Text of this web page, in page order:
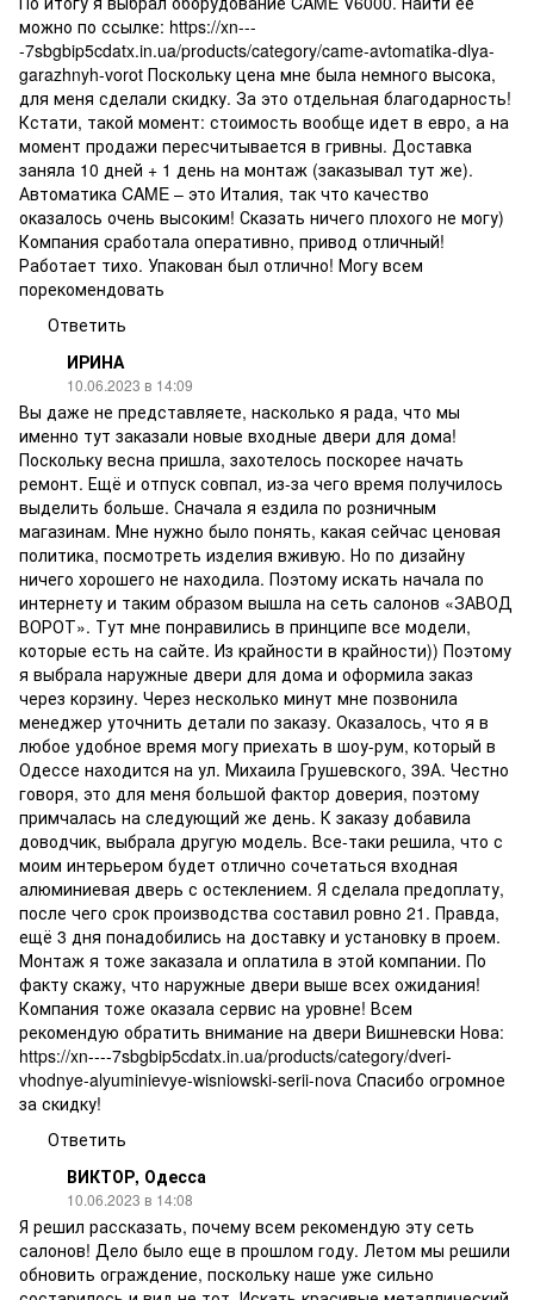
можно по ссылке: https://xn---
-7sbgbip5cdatx.in.ua/products/category/came-avtomatika-dlya-
garazhnyh-vorot Поскольку цена мне была немного высока,
для меня сделали скидку. За это отдельная благодарность!
Кстати, такой момент: стоимость вообще идет в евро, а на
момент продажи пересчитывается в гривны. Доставка
заняла 10 дней + 1 день на монтаж (заказывал тут же).
Автоматика CAME – это Италия, так что качество
оказалось очень высоким! Сказать ничего плохого не могу)
Компания сработала оперативно, привод отличный!
Работает тихо. Упакован был отлично! Могу всем
порекомендовать
Ответить
ИРИНА
10.06.2023 в 14:09
Вы даже не представляете, насколько я рада, что мы
именно тут заказали новые входные двери для дома!
Поскольку весна пришла, захотелось поскорее начать
ремонт. Ещё и отпуск совпал, из-за чего время получилось
выделить больше. Сначала я ездила по розничным
магазинам. Мне нужно было понять, какая сейчас ценовая
политика, посмотреть изделия вживую. Но по дизайну
ничего хорошего не находила. Поэтому искать начала по
интернету и таким образом вышла на сеть салонов «ЗАВОД
ВОРОТ». Тут мне понравились в принципе все модели,
которые есть на сайте. Из крайности в крайности)) Поэтому
я выбрала наружные двери для дома и оформила заказ
через корзину. Через несколько минут мне позвонила
менеджер уточнить детали по заказу. Оказалось, что я в
любое удобное время могу приехать в шоу-рум, который в
Одессе находится на ул. Михаила Грушевского, 39А. Честно
говоря, это для меня большой фактор доверия, поэтому
примчалась на следующий же день. К заказу добавила
доводчик, выбрала другую модель. Все-таки решила, что с
моим интерьером будет отлично сочетаться входная
алюминиевая дверь с остеклением. Я сделала предоплату,
после чего срок производства составил ровно 21. Правда,
ещё 3 дня понадобились на доставку и установку в проем.
Монтаж я тоже заказала и оплатила в этой компании. По
факту скажу, что наружные двери выше всех ожидания!
Компания тоже оказала сервис на уровне! Всем
рекомендую обратить внимание на двери Вишневски Нова:
https://xn----7sbgbip5cdatx.in.ua/products/category/dveri-
vhodnye-alyuminievye-wisniowski-serii-nova Спасибо огромное
за скидку!
Ответить
ВИКТОР, Одесса
10.06.2023 в 14:08
Я решил рассказать, почему всем рекомендую эту сеть
салонов! Дело было еще в прошлом году. Летом мы решили
обновить ограждение, поскольку наше уже сильно